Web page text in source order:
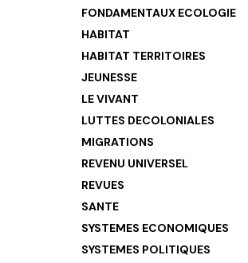
FONDAMENTAUX ECOLOGIE
HABITAT
HABITAT TERRITOIRES
JEUNESSE
LE VIVANT
LUTTES DECOLONIALES
MIGRATIONS
REVENU UNIVERSEL
REVUES
SANTE
SYSTEMES ECONOMIQUES
SYSTEMES POLITIQUES